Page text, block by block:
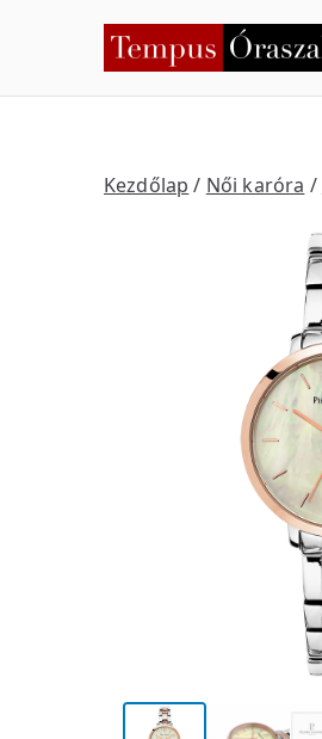
Kezdőlap / Női karóra /